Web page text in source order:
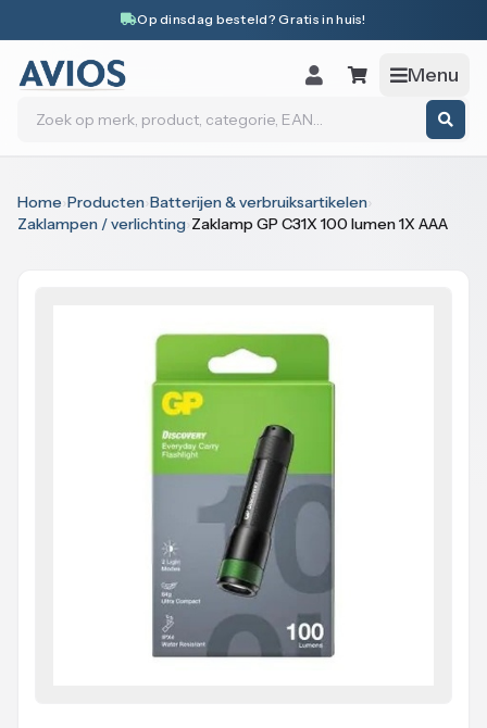
Op dinsdag besteld? Gratis in huis!
Menu
Zoeken
Home›Producten›Batterijen & verbruiksartikelen›
Zaklampen / verlichting›Zaklamp GP C31X 100 lumen 1X AAA